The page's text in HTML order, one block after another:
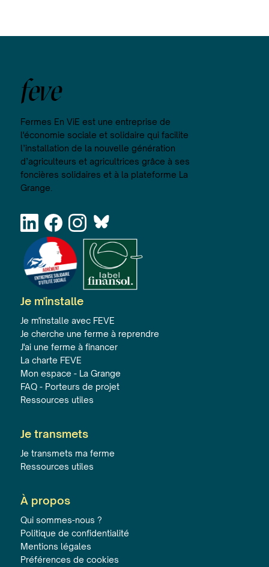
feve
Fermes En ViE est une entreprise de
l'économie sociale et solidaire qui facilite
l’installation de la nouvelle génération
d’agriculteurs et agricultrices grâce à ses
foncières solidaires et à la plateforme La
Grange.
Je m'installe
Je m'installe avec FEVE
Je cherche une ferme à reprendre
J'ai une ferme à financer
La charte FEVE
Mon espace - La Grange
FAQ - Porteurs de projet
Ressources utiles
Je transmets
Je transmets ma ferme
Ressources utiles
À propos
Qui sommes-nous ?
Politique de confidentialité
Mentions légales
Préférences de cookies